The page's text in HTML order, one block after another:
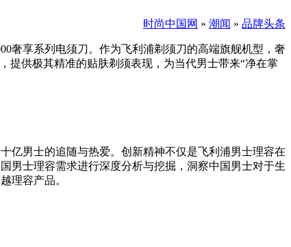
时尚中国网 » 潮闻 » 品牌头条
奢享系列电须刀。作为飞利浦剃须刀的高端旗舰机型，奢
供极其精准的贴肤剃须表现，为当代男士带来“净在掌
亿男士的追随与热爱。创新精神不仅是飞利浦男士理容在
男士理容需求进行深度分析与挖掘，洞察中国男士对于生
理容产品。